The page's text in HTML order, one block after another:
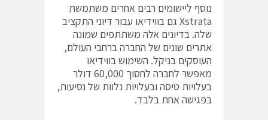
נוסף ליישומים רבים אחרים משתמשת
Xstrata גם בווידיאו עבור דיוני התקציב
שלה. בדיונים אלה משתתפים שמונה
אתרים שונים של החברה ברחבי העולם,
העוסקים בניקל. השימוש בווידיאו
מאפשר לחברה לחסוך 60,000 דולר
בעלויות טיסה ובעלויות נלוות של נסיעות,
בפגישה אחת בלבד.